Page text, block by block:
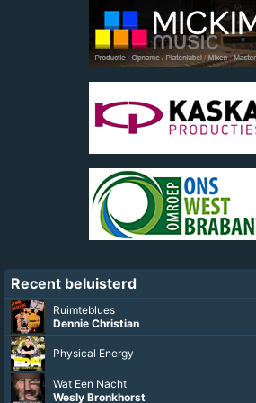
Recent beluisterd
Ruimteblues
Dennie Christian
Physical Energy
Wat Een Nacht
Wesly Bronkhorst